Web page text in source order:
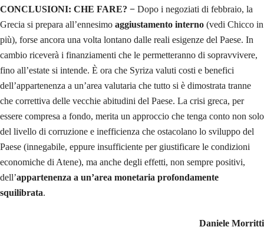
CONCLUSIONI: CHE FARE? − Dopo i negoziati di febbraio, la
Grecia si prepara all’ennesimo aggiustamento interno (vedi Chicco in
più), forse ancora una volta lontano dalle reali esigenze del Paese. In
cambio riceverà i finanziamenti che le permetteranno di sopravvivere,
fino all’estate si intende. È ora che Syriza valuti costi e benefici
dell’appartenenza a un’area valutaria che tutto si è dimostrata tranne
che correttiva delle vecchie abitudini del Paese. La crisi greca, per
essere compresa a fondo, merita un approccio che tenga conto non solo
del livello di corruzione e inefficienza che ostacolano lo sviluppo del
Paese (innegabile, eppure insufficiente per giustificare le condizioni
economiche di Atene), ma anche degli effetti, non sempre positivi,
dell’appartenenza a un’area monetaria profondamente
squilibrata.
Daniele Morritti